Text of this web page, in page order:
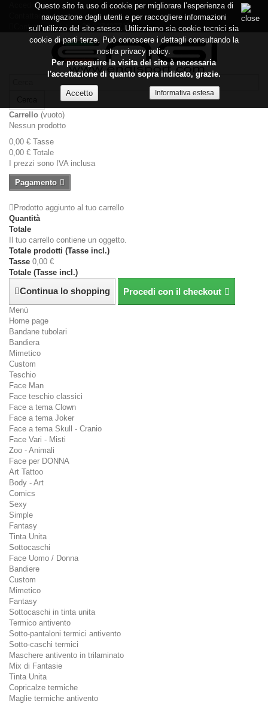
Contattaci
Contattaci subito:+39 337487719
Carrello (vuoto)
Nessun prodotto
0,00 € Tasse
0,00 € Totale
I prezzi sono IVA inclusa
Pagamento
Prodotto aggiunto al tuo carrello
Quantità
Totale
Il tuo carrello contiene un oggetto.
Totale prodotti (Tasse incl.)
Tasse 0,00 €
Totale (Tasse incl.)
Continua lo shopping Procedi con il checkout
Menù
Home page
Bandane tubolari
Bandiera
Mimetico
Custom
Teschio
Face Man
Face teschio classici
Face a tema Clown
Face a tema Joker
Face a tema Skull - Cranio
Face Vari - Misti
Zoo - Animali
Face per DONNA
Art Tattoo
Body - Art
Comics
Sexy
Simple
Fantasy
Tinta Unita
Sottocaschi
Face Uomo / Donna
Bandiere
Custom
Mimetico
Fantasy
Sottocaschi in tinta unita
Termico antivento
Sotto-pantaloni termici antivento
Sotto-caschi termici
Maschere antivento in trilaminato
Mix di Fantasie
Tinta Unita
Copricalze termiche
Maglie termiche antivento
Questo sito fa uso di cookie per migliorare l’esperienza di
navigazione degli utenti e per raccogliere informazioni
sull’utilizzo del sito stesso. Utilizziamo sia cookie tecnici sia
cookie di parti terze. Può conoscere i dettagli consultando la
nostra privacy policy.
Per proseguire la visita del sito è necessaria
l'accettazione di quanto sopra indicato, grazie.
Informativa estesa